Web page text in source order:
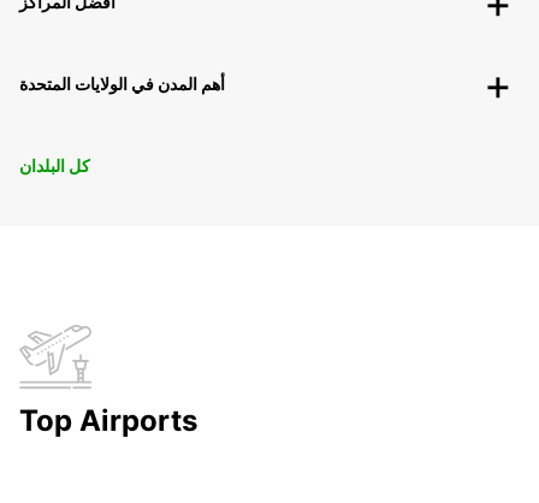
أهم المدن في الولايات المتحدة
كل البلدان
Top Airports